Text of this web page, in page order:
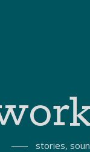
stories,